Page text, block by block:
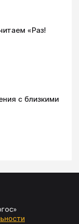
«Раз!
с близкими
»